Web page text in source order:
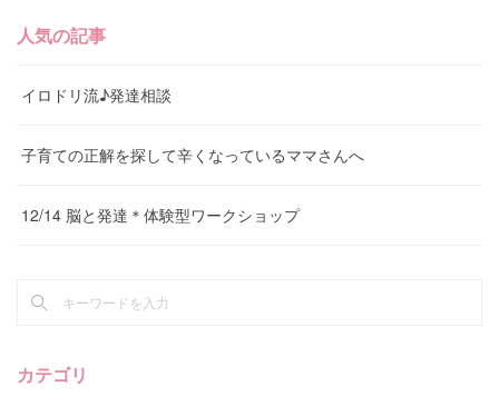
人気の記事
イロドリ流♪発達相談
子育ての正解を探して辛くなっているママさんへ
12/14 脳と発達＊体験型ワークショップ
カテゴリ